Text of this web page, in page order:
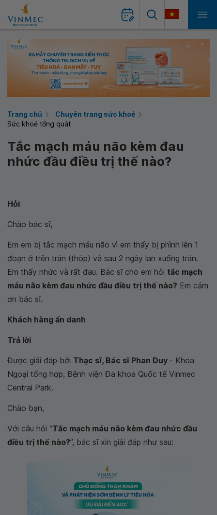
Trang chủ
Chuyên trang sức khoẻ
Sức khoẻ tổng quát
Tắc mạch máu não kèm đau
nhức đầu điều trị thế nào?
Hỏi
Chào bác sĩ,
Em em bị tắc mạch máu não vì em thấy bị phình lên 1
đoạn ở trên trán (thóp) và sau 2 ngày lan xuống trán.
Em thấy nhức và rất đau. Bác sĩ cho em hỏi tắc mạch
máu não kèm đau nhức đầu điều trị thế nào? Em cảm
ơn bác sĩ.
Khách hàng ẩn danh
Trả lời
Được giải đáp bởi Thạc sĩ, Bác sĩ Phan Duy - Khoa
Ngoại tổng hợp, Bệnh viện Đa khoa Quốc tế Vinmec
Central Park.
Chào bạn,
Với câu hỏi “Tắc mạch máu não kèm đau nhức đầu
điều trị thế nào?”, bác sĩ xin giải đáp như sau: